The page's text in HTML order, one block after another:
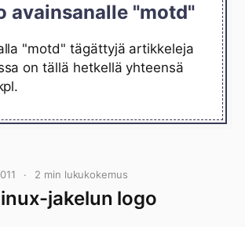
avainsanalle "motd"
"motd" tägättyjä artikkeleja
on tällä hetkellä yhteensä
2 min lukukokemus
jakelun logo